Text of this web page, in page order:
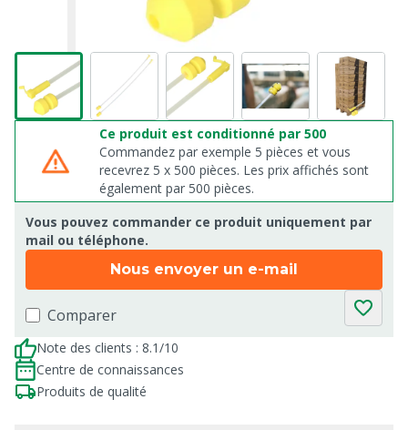
Ce produit est conditionné par 500
Commandez par exemple 5 pièces et vous
recevrez 5 x 500 pièces. Les prix affichés sont
également par 500 pièces.
Vous pouvez commander ce produit uniquement par
mail ou téléphone.
Nous envoyer un e-mail
Comparer
Note des clients : 8.1/10
Centre de connaissances
Produits de qualité